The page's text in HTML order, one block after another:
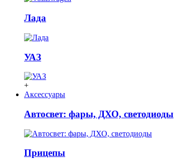
Лада
УАЗ
+
Аксессуары
Автосвет: фары, ДХО, светодиоды
Прицепы